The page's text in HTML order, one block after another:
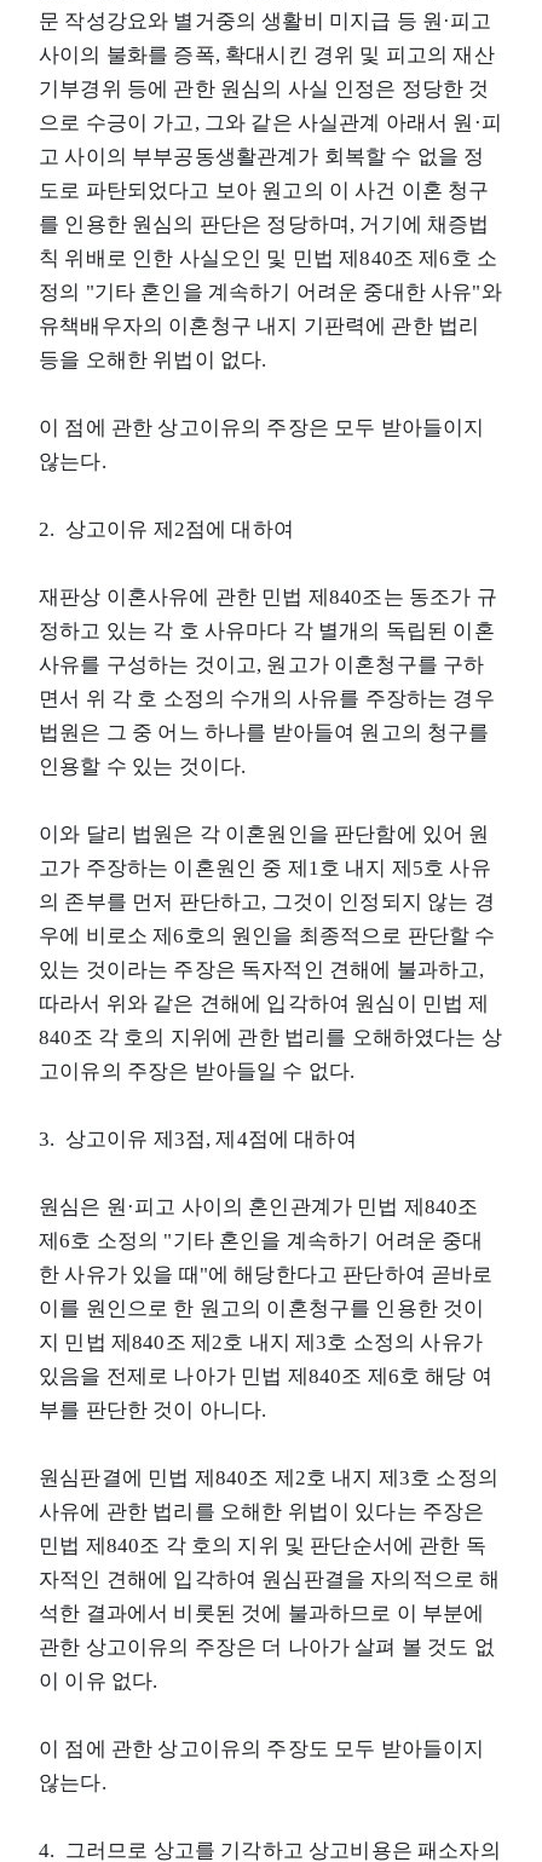
문 작성강요와 별거중의 생활비 미지급 등 원·피고
사이의 불화를 증폭, 확대시킨 경위 및 피고의 재산
기부경위 등에 관한 원심의 사실 인정은 정당한 것
으로 수긍이 가고, 그와 같은 사실관계 아래서 원·피
고 사이의 부부공동생활관계가 회복할 수 없을 정
도로 파탄되었다고 보아 원고의 이 사건 이혼 청구
를 인용한 원심의 판단은 정당하며, 거기에 채증법
칙 위배로 인한 사실오인 및 민법 제840조 제6호 소
정의 "기타 혼인을 계속하기 어려운 중대한 사유"와
유책배우자의 이혼청구 내지 기판력에 관한 법리
등을 오해한 위법이 없다.
이 점에 관한 상고이유의 주장은 모두 받아들이지
않는다.
2. 상고이유 제2점에 대하여
재판상 이혼사유에 관한 민법 제840조는 동조가 규
정하고 있는 각 호 사유마다 각 별개의 독립된 이혼
사유를 구성하는 것이고, 원고가 이혼청구를 구하
면서 위 각 호 소정의 수개의 사유를 주장하는 경우
법원은 그 중 어느 하나를 받아들여 원고의 청구를
인용할 수 있는 것이다.
이와 달리 법원은 각 이혼원인을 판단함에 있어 원
고가 주장하는 이혼원인 중 제1호 내지 제5호 사유
의 존부를 먼저 판단하고, 그것이 인정되지 않는 경
우에 비로소 제6호의 원인을 최종적으로 판단할 수
있는 것이라는 주장은 독자적인 견해에 불과하고,
따라서 위와 같은 견해에 입각하여 원심이 민법 제
840조 각 호의 지위에 관한 법리를 오해하였다는 상
고이유의 주장은 받아들일 수 없다.
3. 상고이유 제3점, 제4점에 대하여
원심은 원·피고 사이의 혼인관계가 민법 제840조
제6호 소정의 "기타 혼인을 계속하기 어려운 중대
한 사유가 있을 때"에 해당한다고 판단하여 곧바로
이를 원인으로 한 원고의 이혼청구를 인용한 것이
지 민법 제840조 제2호 내지 제3호 소정의 사유가
있음을 전제로 나아가 민법 제840조 제6호 해당 여
부를 판단한 것이 아니다.
원심판결에 민법 제840조 제2호 내지 제3호 소정의
사유에 관한 법리를 오해한 위법이 있다는 주장은
민법 제840조 각 호의 지위 및 판단순서에 관한 독
자적인 견해에 입각하여 원심판결을 자의적으로 해
석한 결과에서 비롯된 것에 불과하므로 이 부분에
관한 상고이유의 주장은 더 나아가 살펴 볼 것도 없
이 이유 없다.
이 점에 관한 상고이유의 주장도 모두 받아들이지
않는다.
4. 그러므로 상고를 기각하고 상고비용은 패소자의